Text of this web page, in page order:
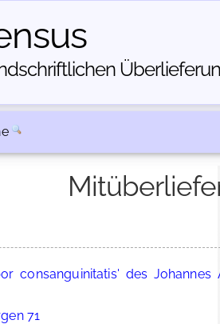
consanguinitatis' des Johannes
71